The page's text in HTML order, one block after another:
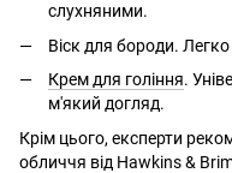
слухняними.
Віск для бороди.
Крем для гоління.
м'який догляд.
Крім цього, експерти
обличчя від Hawkins &